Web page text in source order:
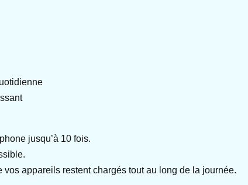
jusqu’à 10 fois.
appareils restent chargés tout au long de la journée.